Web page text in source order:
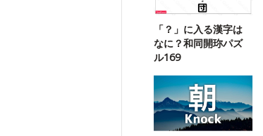
「？」に入る漢字は
なに？和同開珎パズ
ル169